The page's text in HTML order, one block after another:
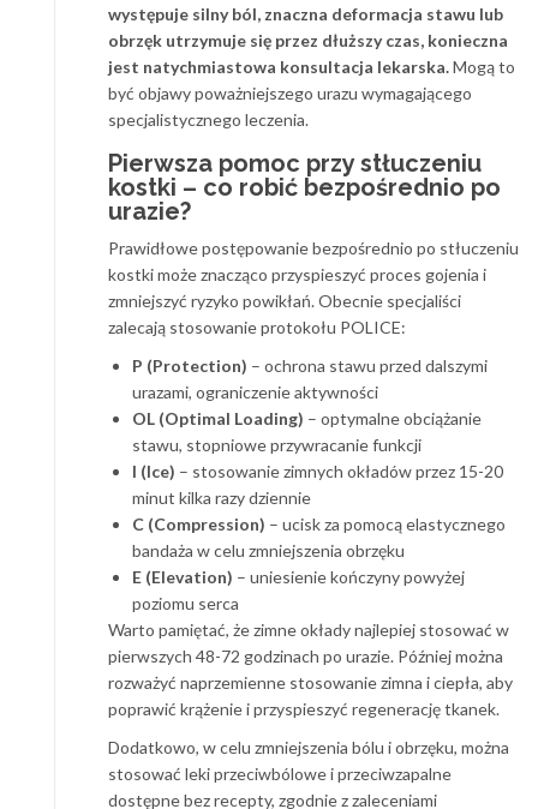
występuje silny ból, znaczna deformacja stawu lub
obrzęk utrzymuje się przez dłuższy czas, konieczna
jest natychmiastowa konsultacja lekarska.Mogą to
być objawy poważniejszego urazu wymagającego
specjalistycznego leczenia.
Pierwsza pomoc przy stłuczeniu
kostki – co robić bezpośrednio po
urazie?
Prawidłowe postępowanie bezpośrednio po stłuczeniu
kostki może znacząco przyspieszyć proces gojenia i
zmniejszyć ryzyko powikłań. Obecnie specjaliści
zalecają stosowanie protokołu POLICE:
P (Protection) – ochrona stawu przed dalszymi
urazami, ograniczenie aktywności
OL (Optimal Loading) – optymalne obciążanie
stawu, stopniowe przywracanie funkcji
I (Ice) – stosowanie zimnych okładów przez 15-20
minut kilka razy dziennie
C (Compression) – ucisk za pomocą elastycznego
bandaża w celu zmniejszenia obrzęku
E (Elevation) – uniesienie kończyny powyżej
poziomu serca
Warto pamiętać, że zimne okłady najlepiej stosować w
pierwszych 48-72 godzinach po urazie. Później można
rozważyć naprzemienne stosowanie zimna i ciepła, aby
poprawić krążenie i przyspieszyć regenerację tkanek.
Dodatkowo, w celu zmniejszenia bólu i obrzęku, można
stosować leki przeciwbólowe i przeciwzapalne
dostępne bez recepty, zgodnie z zaleceniami